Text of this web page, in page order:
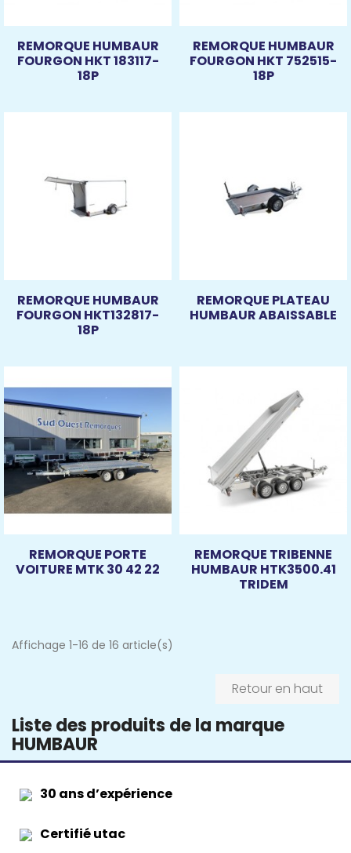
REMORQUE HUMBAUR
FOURGON HKT 183117-
18P
REMORQUE HUMBAUR
FOURGON HKT 752515-
18P
REMORQUE HUMBAUR
FOURGON HKT132817-
18P
REMORQUE PLATEAU
HUMBAUR ABAISSABLE
REMORQUE PORTE
VOITURE MTK 30 42 22
REMORQUE TRIBENNE
HUMBAUR HTK3500.41
TRIDEM
Affichage 1-16 de 16 article(s)
Retour en haut
Liste des produits de la marque
HUMBAUR
30 ans d’expérience
Certifié utac